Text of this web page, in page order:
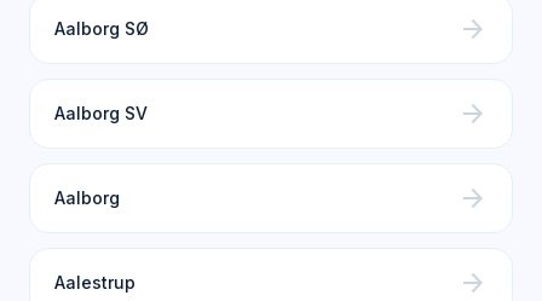
Aalborg SØ arrow_forward
Aalborg SV arrow_forward
Aalborg arrow_forward
Aalestrup arrow_forward